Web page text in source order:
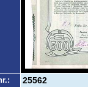
25562